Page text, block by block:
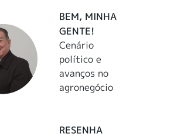
BEM, MINHA
GENTE!
Cenário
político e
avanços no
agronegócio
RESENHA